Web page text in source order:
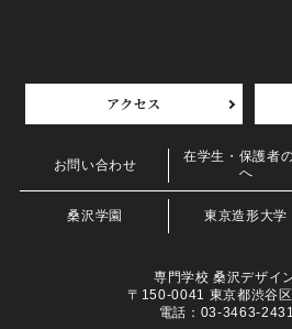
アクセス
お問い合わせ
在学生・保護者
へ
桑沢学園 東京造形大学
専門学校 桑沢デザイ
〒150-0041 東京都渋谷
電話：03-3463-